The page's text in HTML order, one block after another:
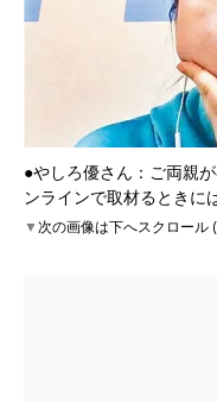
●やしろ優さん：ご両親
ンラインで取材るときに
▼次の画像は下へスクロール